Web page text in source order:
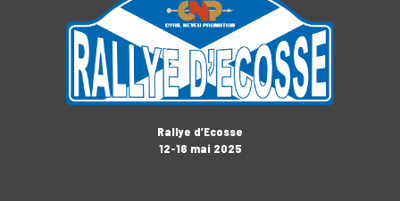
Rallye d’Ecosse
12-16 mai 2025